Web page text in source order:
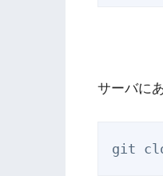
サーバに